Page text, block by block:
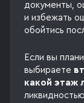
документы,
и избежать
обойтись
Если вы
выбираете
какой этаж